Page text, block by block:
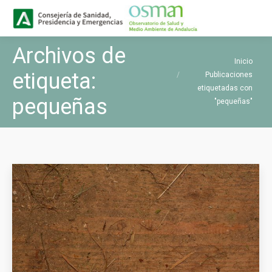
Archivos de
etiqueta:
pequeñas
Inicio
Publicaciones
etiquetadas con
"pequeñas"